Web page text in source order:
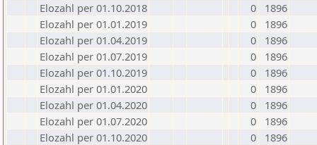
Elozahl per 01.10.2018
0
1896
Elozahl per 01.01.2019
0
1896
Elozahl per 01.04.2019
0
1896
Elozahl per 01.07.2019
0
1896
Elozahl per 01.10.2019
0
1896
Elozahl per 01.01.2020
0
1896
Elozahl per 01.04.2020
0
1896
Elozahl per 01.07.2020
0
1896
Elozahl per 01.10.2020
0
1896